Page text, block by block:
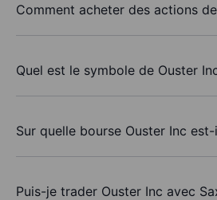
Comment acheter des actions
Quel est le symbole de Ouster
Sur quelle bourse Ouster Inc
Puis-je trader Ouster Inc avec